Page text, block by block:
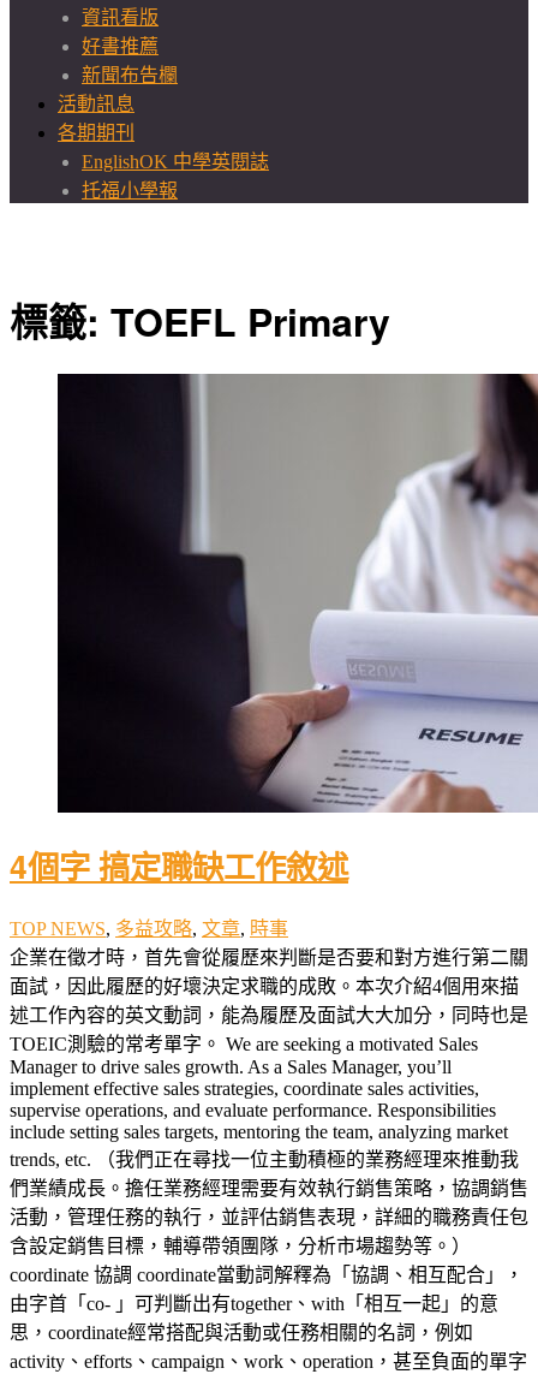
資訊看版
好書推薦
新聞布告欄
活動訊息
各期期刊
EnglishOK 中學英閱誌
托福小學報
標籤: TOEFL Primary
4個字 搞定職缺工作敘述
TOP NEWS, 多益攻略, 文章, 時事
企業在徵才時，首先會從履歷來判斷是否要和對方進行第二關
面試，因此履歷的好壞決定求職的成敗。本次介紹4個用來描
述工作內容的英文動詞，能為履歷及面試大大加分，同時也是
TOEIC測驗的常考單字。 We are seeking a motivated Sales
Manager to drive sales growth. As a Sales Manager, you’ll
implement effective sales strategies, coordinate sales activities,
supervise operations, and evaluate performance. Responsibilities
include setting sales targets, mentoring the team, analyzing market
trends, etc. （我們正在尋找一位主動積極的業務經理來推動我
們業績成長。擔任業務經理需要有效執行銷售策略，協調銷售
活動，管理任務的執行，並評估銷售表現，詳細的職務責任包
含設定銷售目標，輔導帶領團隊，分析市場趨勢等。）
coordinate 協調 coordinate當動詞解釋為「協調、相互配合」，
由字首「co- 」可判斷出有together、with「相互一起」的意
思，coordinate經常搭配與活動或任務相關的名詞，例如
activity、efforts、campaign、work、operation，甚至負面的單字